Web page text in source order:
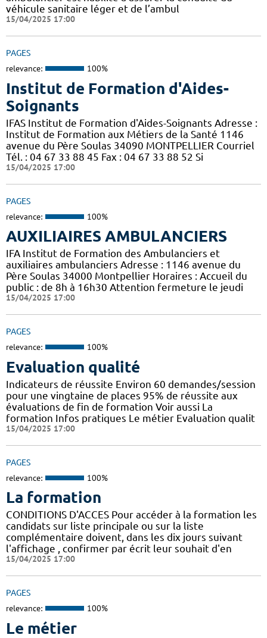
véhicule sanitaire léger et de l’ambul
15/04/2025 17:00
PAGES
relevance: 100%
Institut de Formation d'Aides-
Soignants
IFAS Institut de Formation d'Aides-Soignants Adresse :
Institut de Formation aux Métiers de la Santé 1146
avenue du Père Soulas 34090 MONTPELLIER Courriel
Tél. : 04 67 33 88 45 Fax : 04 67 33 88 52 Si
15/04/2025 17:00
PAGES
relevance: 100%
AUXILIAIRES AMBULANCIERS
IFA Institut de Formation des Ambulanciers et
auxiliaires ambulanciers Adresse : 1146 avenue du
Père Soulas 34000 Montpellier Horaires : Accueil du
public : de 8h à 16h30 Attention fermeture le jeudi
15/04/2025 17:00
PAGES
relevance: 100%
Evaluation qualité
Indicateurs de réussite Environ 60 demandes/session
pour une vingtaine de places 95% de réussite aux
évaluations de fin de formation Voir aussi La
formation Infos pratiques Le métier Evaluation qualit
15/04/2025 17:00
PAGES
relevance: 100%
La formation
CONDITIONS D'ACCES Pour accéder à la formation les
candidats sur liste principale ou sur la liste
complémentaire doivent, dans les dix jours suivant
l'affichage , confirmer par écrit leur souhait d'en
15/04/2025 17:00
PAGES
relevance: 100%
Le métier